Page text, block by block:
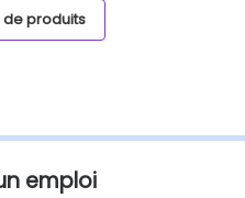
de produits
emploi